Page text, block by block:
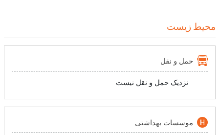
محیط زیست
حمل و نقل
نزدیک حمل و نقل نیست
موسسات بهداشتی